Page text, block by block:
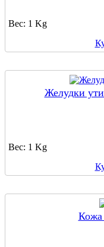
Вес: 1 Kg
Желудки
Вес: 1 Kg
Кожа